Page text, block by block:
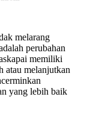
melarang
perubahan
memiliki
atau melanjutkan
yang lebih baik